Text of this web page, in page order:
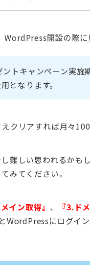
開設の際
トキャンペーン実
となります。
クリアすれば月々
難しい思われるかも
みてください。
イン取得』 、
『3.ド
WordPressにログイ